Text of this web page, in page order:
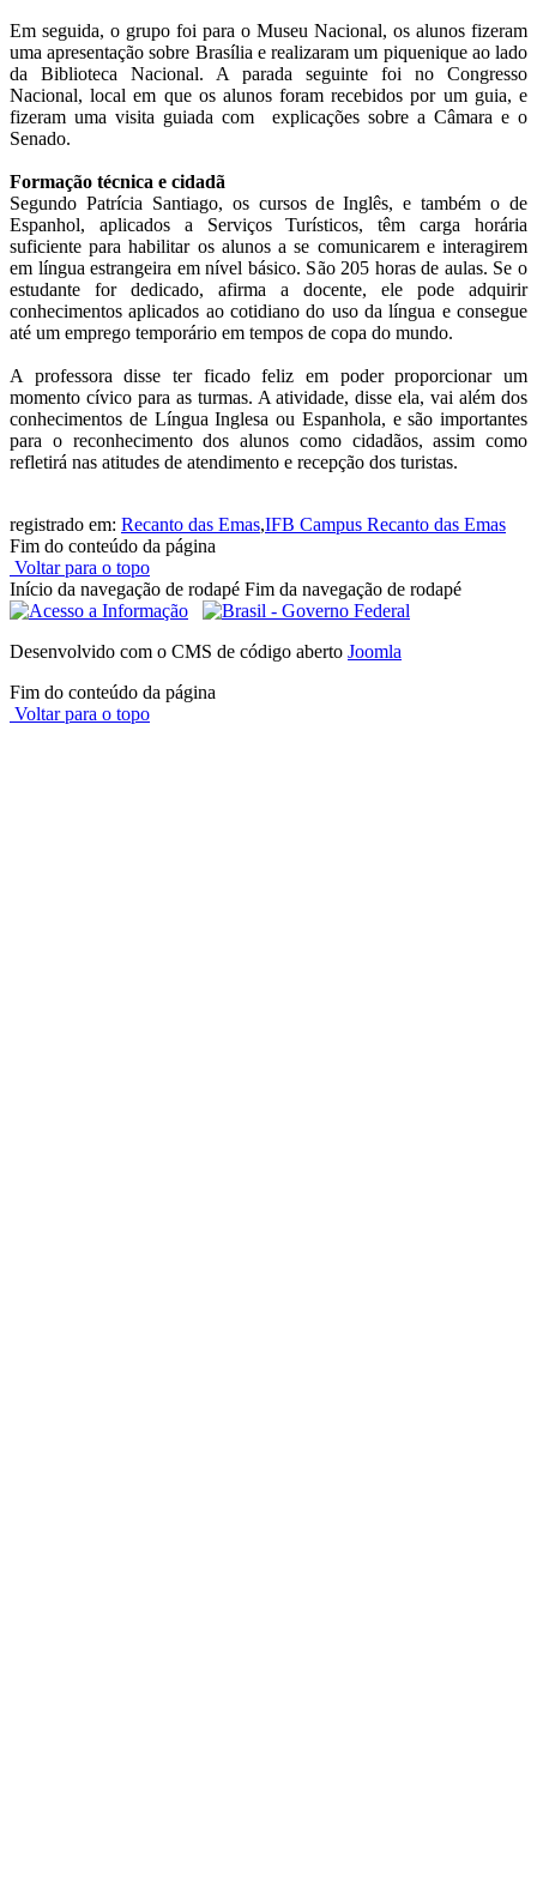
Em seguida, o grupo foi para o Museu Nacional, os alunos fizeram
uma apresentação sobre Brasília e realizaram um piquenique ao lado
da Biblioteca Nacional. A parada seguinte foi no Congresso
Nacional, local em que os alunos foram recebidos por um guia, e
fizeram uma visita guiada com explicações sobre a Câmara e o
Senado.
Formação técnica e cidadã
Segundo Patrícia Santiago, os cursos de Inglês, e também o de
Espanhol, aplicados a Serviços Turísticos, têm carga horária
suficiente para habilitar os alunos a se comunicarem e interagirem
em língua estrangeira em nível básico. São 205 horas de aulas. Se o
estudante for dedicado, afirma a docente, ele pode adquirir
conhecimentos aplicados ao cotidiano do uso da língua e consegue
até um emprego temporário em tempos de copa do mundo.
A professora disse ter ficado feliz em poder proporcionar um
momento cívico para as turmas. A atividade, disse ela, vai além dos
conhecimentos de Língua Inglesa ou Espanhola, e são importantes
para o reconhecimento dos alunos como cidadãos, assim como
refletirá nas atitudes de atendimento e recepção dos turistas.
registrado em: Recanto das Emas,IFB Campus Recanto das Emas
Fim do conteúdo da página
Voltar para o topo
Início da navegação de rodapé Fim da navegação de rodapé
Desenvolvido com o CMS de código aberto Joomla
Fim do conteúdo da página
Voltar para o topo